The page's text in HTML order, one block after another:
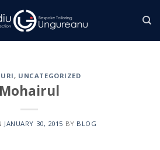
, UNCATEGORIZED
Mohairul
JANUARY 30, 2015 BY BLOG